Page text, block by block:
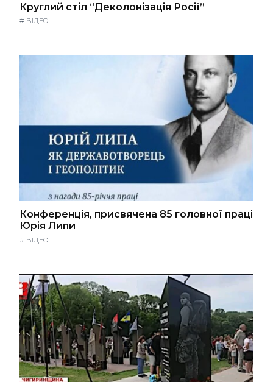
Круглий стіл “Деколонізація Росії”
# ВІДЕО
Конференція, присвячена 85 головної праці
Юрія Липи
# ВІДЕО